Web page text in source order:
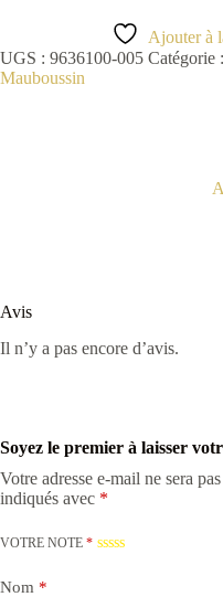
Ajouter à
UGS : 9636100-005 Catégorie :
Mauboussin
Avis
Il n’y a pas encore d’avis.
Soyez le premier à laisser
Votre adresse e-mail ne sera
indiqués avec *
VOTRE NOTE *
Nom *